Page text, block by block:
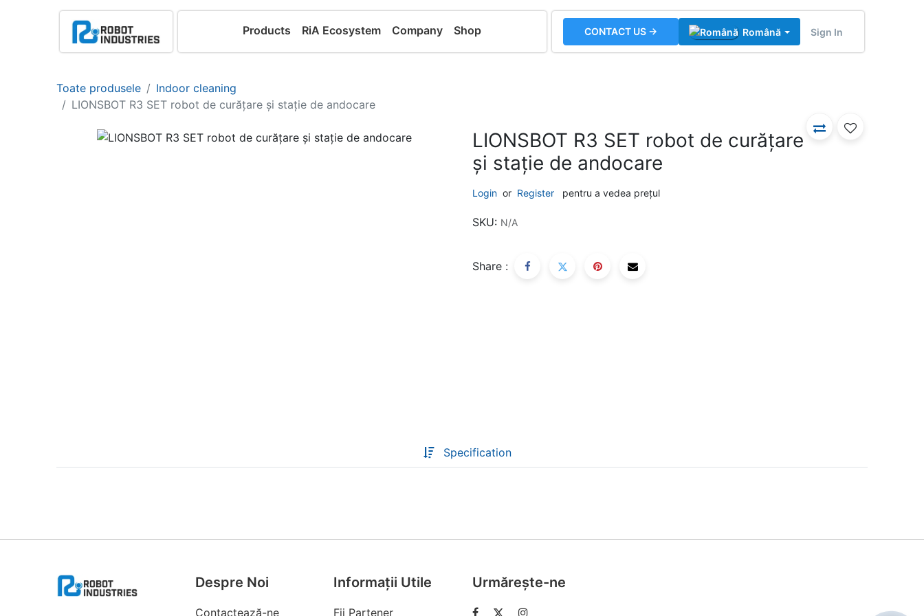
Products RiA Ecosystem Company Shop CONTACT US → Română Sign In
Toate produsele
Indoor cleaning
LIONSBOT R3 SET robot de curățare și stație de andocare
LIONSBOT R3 SET robot de curățare
și stație de andocare
Login or Register pentru a vedea prețul
SKU: N/A
Share :
Specification
Despre Noi
Contactează-ne
Informații Utile
Fii Partener
Urmărește-ne
Scalabil de la 1 robot la zeci de unități